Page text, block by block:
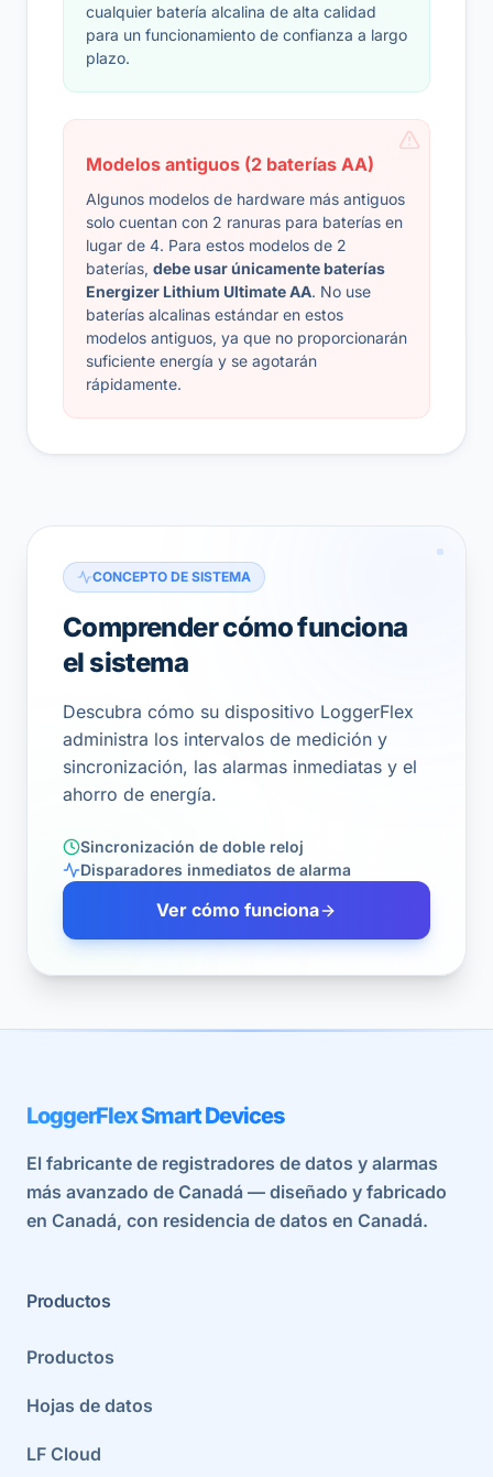
cualquier batería alcalina de alta calidad
para un funcionamiento de confianza a largo
plazo.
Modelos antiguos (2 baterías AA)
Algunos modelos de hardware más antiguos
solo cuentan con 2 ranuras para baterías en
lugar de 4. Para estos modelos de 2
baterías, debe usar únicamente baterías
Energizer Lithium Ultimate AA. No use
baterías alcalinas estándar en estos
modelos antiguos, ya que no proporcionarán
suficiente energía y se agotarán
rápidamente.
CONCEPTO DE SISTEMA
Comprender cómo funciona
el sistema
Descubra cómo su dispositivo LoggerFlex
administra los intervalos de medición y
sincronización, las alarmas inmediatas y el
ahorro de energía.
Sincronización de doble reloj
Disparadores inmediatos de alarma
Ver cómo funciona
LoggerFlex Smart Devices
El fabricante de registradores de datos y alarmas
más avanzado de Canadá — diseñado y fabricado
en Canadá, con residencia de datos en Canadá.
Productos
Productos
Hojas de datos
LF Cloud